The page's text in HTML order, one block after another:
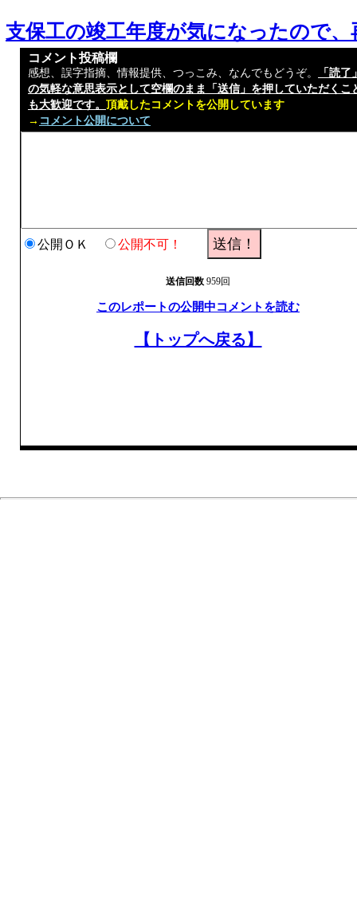
支保工の竣工年度が気になったので、
コメント投稿欄
感想、誤字指摘、情報提供、つっこみ、なんでもどうぞ。
「読了
の気軽な意思表示として空欄のまま「送信」を押していただくこ
も大歓迎です。 頂戴したコメントを公開しています
→ コメント公開について
公開ＯＫ 公開不可！
送信回数 959回
このレポートの公開中コメントを読む
【トップへ戻る】